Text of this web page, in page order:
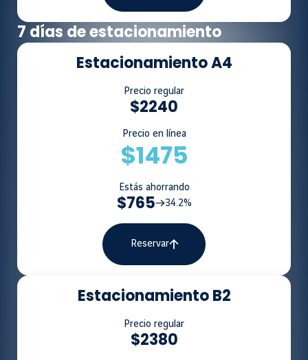
7 días de estacionamiento
Estacionamiento A4
Precio regular
$2240
Precio en línea
$1475
Estás ahorrando
$765 34.2%
Reservar
Estacionamiento B2
Precio regular
$2380